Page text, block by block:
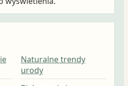
Naturalne trendy
urody